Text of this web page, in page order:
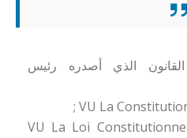
الذي أصدره رئيس
VU La
VU La Loi